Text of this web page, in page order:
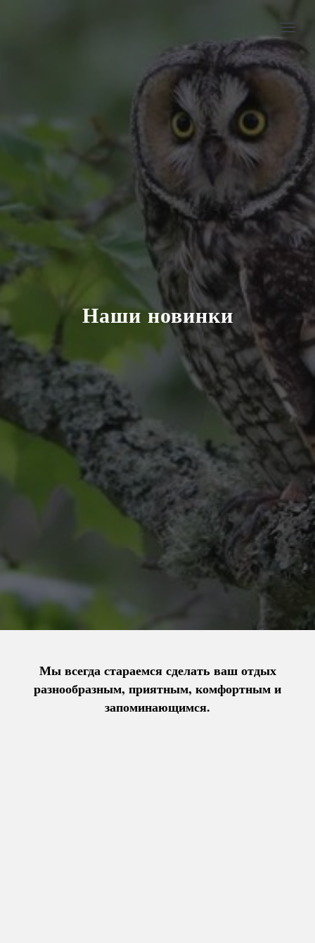
Наши новинки
Мы всегда стараемся сделать ваш отдых
разнообразным, приятным, комфортным и
запоминающимся.